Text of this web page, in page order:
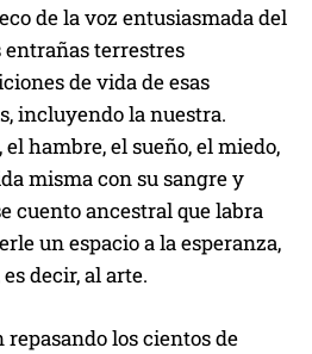
de la voz entusiasmada del
entrañas terrestres
de vida de esas
incluyendo la nuestra.
hambre, el sueño, el miedo,
misma con su sangre y
cuento ancestral que labra
un espacio a la esperanza,
decir, al arte.
los cientos de